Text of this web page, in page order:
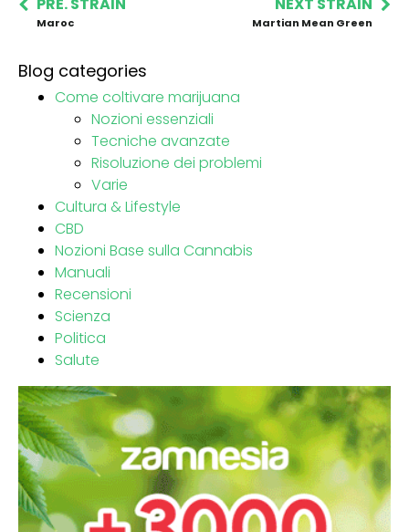
Maroc Martian Mean Green
Blog categories
Come coltivare marijuana
Nozioni essenziali
Tecniche avanzate
Risoluzione dei problemi
Varie
Cultura & Lifestyle
CBD
Nozioni Base sulla Cannabis
Manuali
Recensioni
Scienza
Politica
Salute